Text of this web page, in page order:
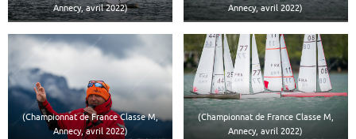
Annecy, avril 2022)
Annecy, avril 2022)
(Championnat de France Classe M,
Annecy, avril 2022)
(Championnat de France Classe M,
Annecy, avril 2022)